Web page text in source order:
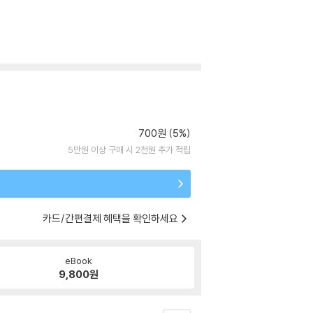
700원 (5%)
5만원 이상 구매 시 2천원 추가 적립
카드/간편결제 혜택을 확인하세요
eBook
9,800원